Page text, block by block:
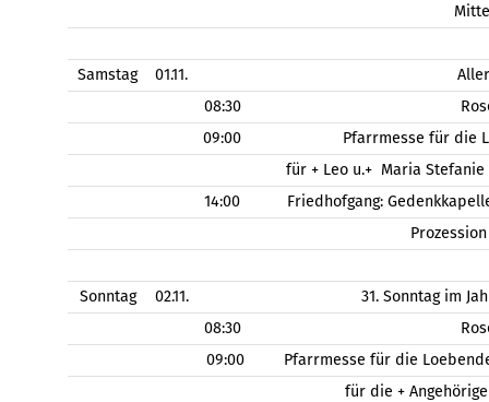
Samstag 01.11.
08:30
09:00
Pfarrmesse für die
für + Leo u.+ Maria
14:00
Friedhofgang:
Sonntag 02.11.
31. Sonntag im
08:30
09:00
Pfarrmesse für die
für die +